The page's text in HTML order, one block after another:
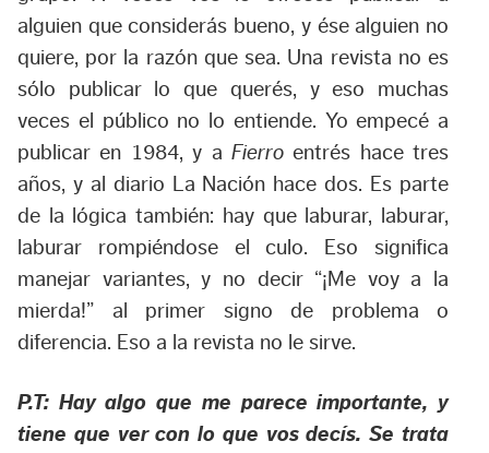
alguien que considerás bueno, y ése alguien no
quiere, por la razón que sea. Una revista no es
sólo publicar lo que querés, y eso muchas
veces el público no lo entiende. Yo empecé a
publicar en 1984, y a Fierroentrés hace tres
años, y al diario La Nación hace dos. Es parte
de la lógica también: hay que laburar, laburar,
laburar rompiéndose el culo. Eso significa
manejar variantes, y no decir “¡Me voy a la
mierda!” al primer signo de problema o
diferencia. Eso a la revista no le sirve.
P.T: Hay algo que me parece importante, y
tiene que ver con lo que vos decís. Se trata